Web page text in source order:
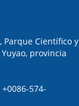
Parque Científico y
provincia
+0086-574-